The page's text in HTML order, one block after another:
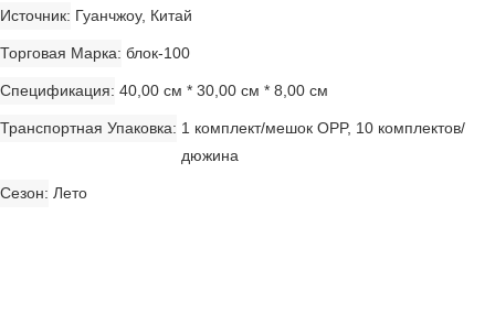
Источник Гуанчжоу, Китай
Торговая Марка блок-100
Спецификация 40,00 см * 30,00 см * 8,00 см
Транспортная Упаковка 1 комплект/мешок OPP, 10 комплектов/
дюжина
Сезон Лето